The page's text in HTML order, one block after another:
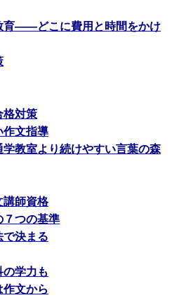
育――どこに費用と時間をかけ
格対策
文指導
教室より続けやすい言葉の森
師資格
つの基準
決まる
学力も
文から